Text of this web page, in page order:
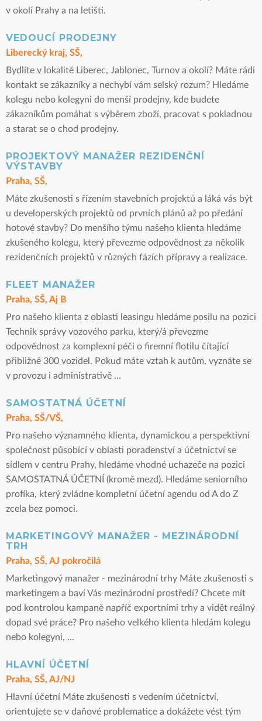
v okolí Prahy a na letišti.
VEDOUCÍ PRODEJNY
Liberecký kraj, SŠ,
Bydlíte v lokalitě Liberec, Jablonec, Turnov a okolí? Máte rádi
kontakt se zákazníky a nechybí vám selský rozum? Hledáme
kolegu nebo kolegyni do menší prodejny, kde budete
zákazníkům pomáhat s výběrem zboží, pracovat s pokladnou
a starat se o chod prodejny.
PROJEKTOVÝ MANAŽER REZIDENČNÍ
VÝSTAVBY
Praha, SŠ,
Máte zkušenosti s řízením stavebních projektů a láká vás být
u developerských projektů od prvních plánů až po předání
hotové stavby? Do menšího týmu našeho klienta hledáme
zkušeného kolegu, který převezme odpovědnost za několik
rezidenčních projektů v různých fázích přípravy a realizace.
FLEET MANAŽER
Praha, SŠ, Aj B
Pro našeho klienta z oblasti leasingu hledáme posilu na pozici
Technik správy vozového parku, který/á převezme
odpovědnost za komplexní péči o firemní flotilu čítající
přibližně 300 vozidel. Pokud máte vztah k autům, vyznáte se
v provozu i administrativě ...
SAMOSTATNÁ ÚČETNÍ
Praha, SŠ/VŠ,
Pro našeho významného klienta, dynamickou a perspektivní
společnost působící v oblasti poradenství a účetnictví se
sídlem v centru Prahy, hledáme vhodné uchazeče na pozici
SAMOSTATNÁ ÚČETNÍ (kromě mezd). Hledáme seniorního
profíka, který zvládne kompletní účetní agendu od A do Z
zcela bez pomoci.
MARKETINGOVÝ MANAŽER - MEZINÁRODNÍ
TRH
Praha, SŠ, AJ pokročilá
Marketingový manažer - mezinárodní trhy Máte zkušenosti s
marketingem a baví Vás mezinárodní prostředí? Chcete mít
pod kontrolou kampaně napříč exportními trhy a vidět reálný
dopad své práce? Pro našeho velkého klienta hledám kolegu
nebo kolegyni, ...
HLAVNÍ ÚČETNÍ
Praha, SŠ, AJ/NJ
Hlavní účetní Máte zkušenosti s vedením účetnictví,
orientujete se v daňové problematice a dokážete vést tým